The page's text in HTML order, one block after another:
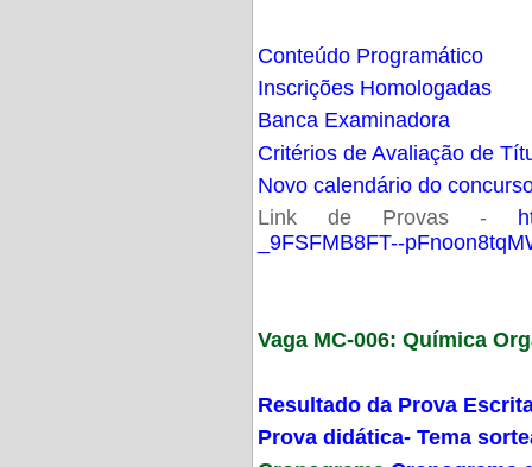
Conteúdo Programático
Inscrições Homologadas
Banca Examinadora
Critérios de Avaliação de
Novo calendário do
Link de Provas -
_9FSFMB8FT--
Vaga MC-006: Química
Resultado da Prova
Prova didática- Tema